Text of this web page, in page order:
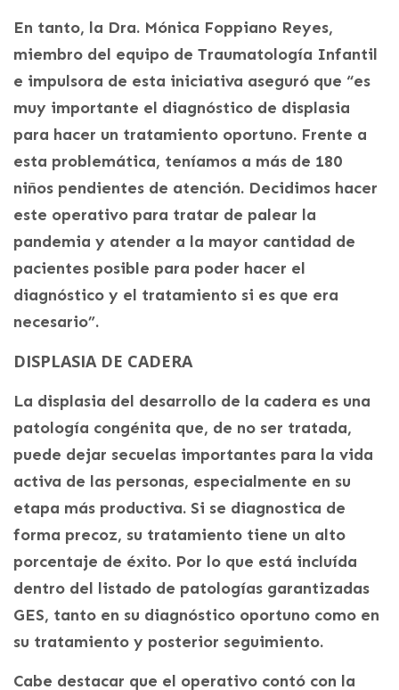
En tanto, la Dra. Mónica Foppiano Reyes,
miembro del equipo de Traumatología Infantil
e impulsora de esta iniciativa aseguró que “es
muy importante el diagnóstico de displasia
para hacer un tratamiento oportuno. Frente a
esta problemática, teníamos a más de 180
niños pendientes de atención. Decidimos hacer
este operativo para tratar de palear la
pandemia y atender a la mayor cantidad de
pacientes posible para poder hacer el
diagnóstico y el tratamiento si es que era
necesario”.
DISPLASIA DE CADERA
La displasia del desarrollo de la cadera es una
patología congénita que, de no ser tratada,
puede dejar secuelas importantes para la vida
activa de las personas, especialmente en su
etapa más productiva. Si se diagnostica de
forma precoz, su tratamiento tiene un alto
porcentaje de éxito. Por lo que está incluída
dentro del listado de patologías garantizadas
GES, tanto en su diagnóstico oportuno como en
su tratamiento y posterior seguimiento.
Cabe destacar que el operativo contó con la